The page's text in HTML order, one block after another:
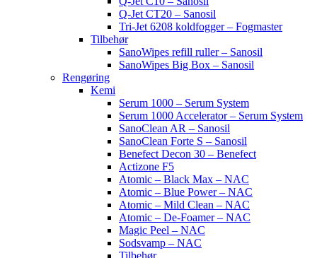
Q-Jet CT20 – Sanosil
Tri-Jet 6208 koldfogger – Fogmaster
Tilbehør
SanoWipes refill ruller – Sanosil
SanoWipes Big Box – Sanosil
Rengøring
Kemi
Serum 1000 – Serum System
Serum 1000 Accelerator – Serum System
SanoClean AR – Sanosil
SanoClean Forte S – Sanosil
Benefect Decon 30 – Benefect
Actizone F5
Atomic – Black Max – NAC
Atomic – Blue Power – NAC
Atomic – Mild Clean – NAC
Atomic – De-Foamer – NAC
Magic Peel – NAC
Sodsvamp – NAC
Tilbehør